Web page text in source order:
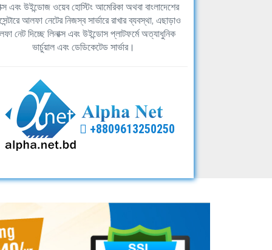
এবং উইন্ডোজ ওয়েব হোস্টিং আমেরিকা অথবা বাংলাদেশের
আলফা নেটের নিজস্ব সার্ভারে রাখার ব্যবস্থা, এছাড়াও
নেট দিচ্ছে লিনাক্স এবং উইন্ডোস প্লাটফর্মে অত্যাধুনিক
ভার্চুয়াল এবং ডেডিকেটেড সার্ভার।
+8809613250250